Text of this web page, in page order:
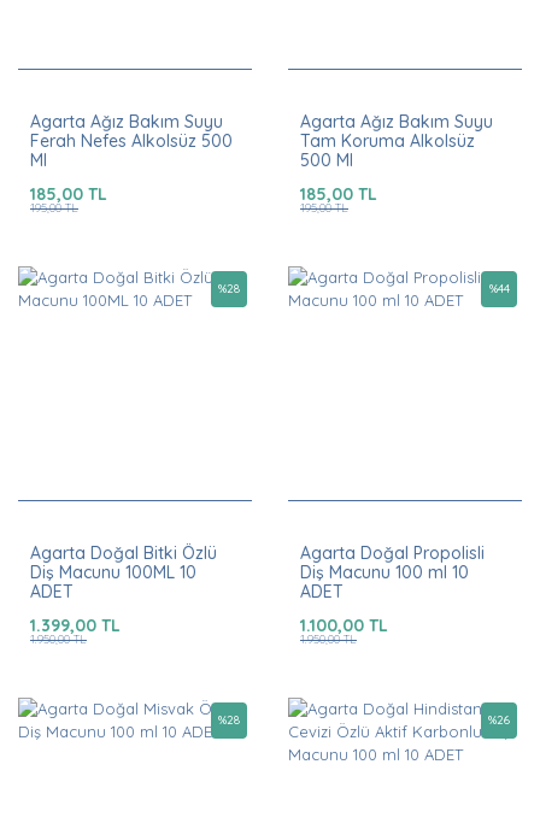
Agarta Ağız Bakım Suyu
Ferah Nefes Alkolsüz 500
Ml
185,00 TL
195,00 TL
Agarta Ağız Bakım Suyu
Tam Koruma Alkolsüz
500 Ml
185,00 TL
195,00 TL
Agarta Doğal Bitki Özlü
Diş Macunu 100ML 10
ADET
%28
1.399,00 TL
1.950,00 TL
Agarta Doğal Propolisli
Diş Macunu 100 ml 10
ADET
%44
1.100,00 TL
1.950,00 TL
%28 %26